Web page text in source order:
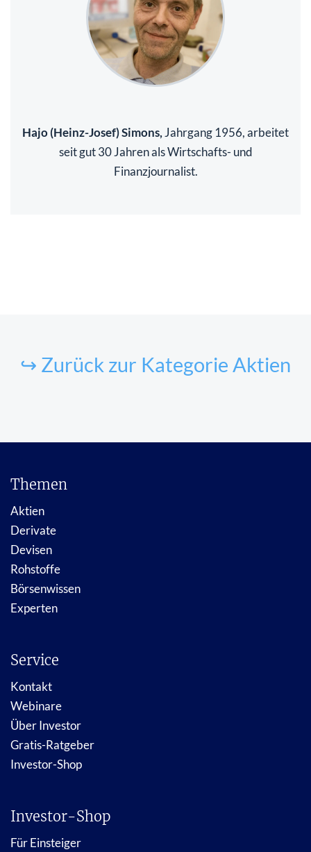
Hajo (Heinz-Josef) Simons, Jahrgang 1956, arbeitet
seit gut 30 Jahren als Wirtschafts- und
Finanzjournalist.
↪ Zurück zur Kategorie Aktien
Themen
Aktien
Derivate
Devisen
Rohstoffe
Börsenwissen
Experten
Service
Kontakt
Webinare
Über Investor
Gratis-Ratgeber
Investor-Shop
Investor-Shop
Für Einsteiger